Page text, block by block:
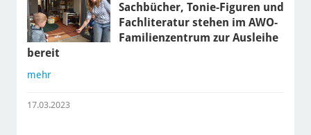
Sachbücher, Tonie-Figuren und
Fachliteratur stehen im AWO-
Familienzentrum zur Ausleihe
bereit
mehr
17.03.2023